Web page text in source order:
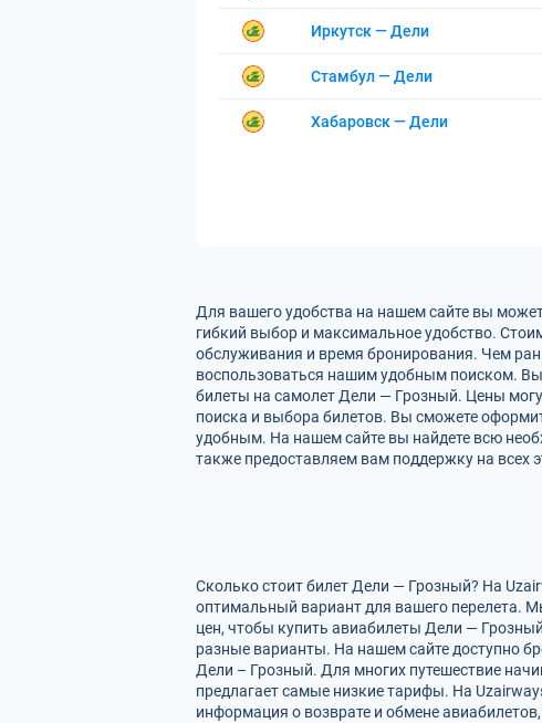
Иркутск — Дели
Стамбул — Дели
Хабаровск — Дели
Для вашего удобства на нашем сайте вы
гибкий выбор и максимальное удобство.
обслуживания и время бронирования. Чем
воспользоваться нашим удобным поиском.
билеты на самолет Дели — Грозный. Цены
поиска и выбора билетов. Вы сможете
удобным. На нашем сайте вы найдете всю
также предоставляем вам поддержку на всех
Сколько стоит билет Дели — Грозный? На
оптимальный вариант для вашего перелета.
цен, чтобы купить авиабилеты Дели —
разные варианты. На нашем сайте доступно
Дели – Грозный. Для многих путешествие
предлагает самые низкие тарифы. На
информация о возврате и обмене